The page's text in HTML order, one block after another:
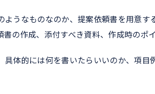
ようなものなのか、提案依頼書を用意す
の作成、添付すべき資料、作成時のポ
具体的には何を書いたらいいのか、項目